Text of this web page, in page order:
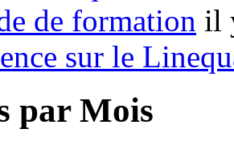
de formation il
sur le
par Mois